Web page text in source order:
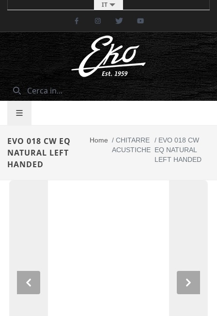
IT
FacebookInstagramTwitter
EVO 018 CW EQ
NATURAL LEFT
HANDED
Home / CHITARRE
ACUSTICHE
/ EVO 018 CW
EQ NATURAL
LEFT HANDED
Previous Next